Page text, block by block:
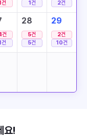
건
1건
2건
건
건
28
5건
5건
29
2건
10건
요!